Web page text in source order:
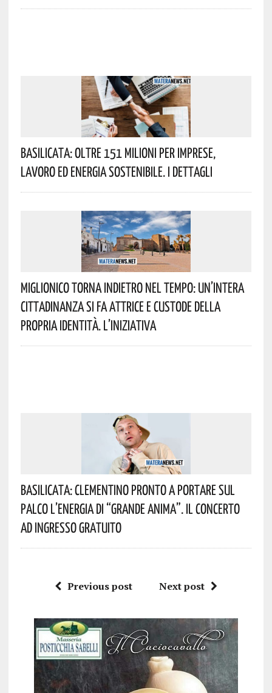
Basilicata: Oltre 151 Milioni Per Imprese,
Lavoro Ed Energia Sostenibile. I Dettagli
Miglionico Torna Indietro Nel Tempo: Un’intera
Cittadinanza Si Fa Attrice E Custode Della
Propria Identità. L’iniziativa
Basilicata: Clementino Pronto A Portare Sul
Palco L’energia Di “Grande Anima”. Il Concerto
Ad Ingresso Gratuito
Previous post Next post